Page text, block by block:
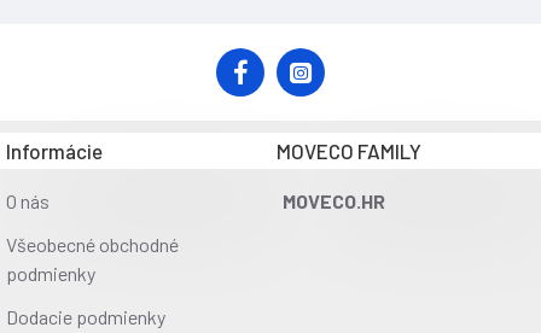
Informácie
O nás
Všeobecné obchodné
podmienky
Dodacie podmienky
MOVECO FAMILY
MOVECO.HR